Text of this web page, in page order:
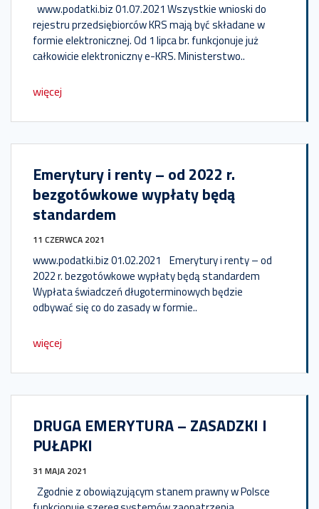
www.podatki.biz 01.07.2021 Wszystkie wnioski do
rejestru przedsiębiorców KRS mają być składane w
formie elektronicznej. Od 1 lipca br. funkcjonuje już
całkowicie elektroniczny e-KRS. Ministerstwo..
więcej
Emerytury i renty – od 2022 r.
bezgotówkowe wypłaty będą
standardem
11 CZERWCA 2021
www.podatki.biz 01.02.2021 Emerytury i renty – od
2022 r. bezgotówkowe wypłaty będą standardem
Wypłata świadczeń długoterminowych będzie
odbywać się co do zasady w formie..
więcej
DRUGA EMERYTURA – ZASADZKI I
PUŁAPKI
31 MAJA 2021
Zgodnie z obowiązującym stanem prawny w Polsce